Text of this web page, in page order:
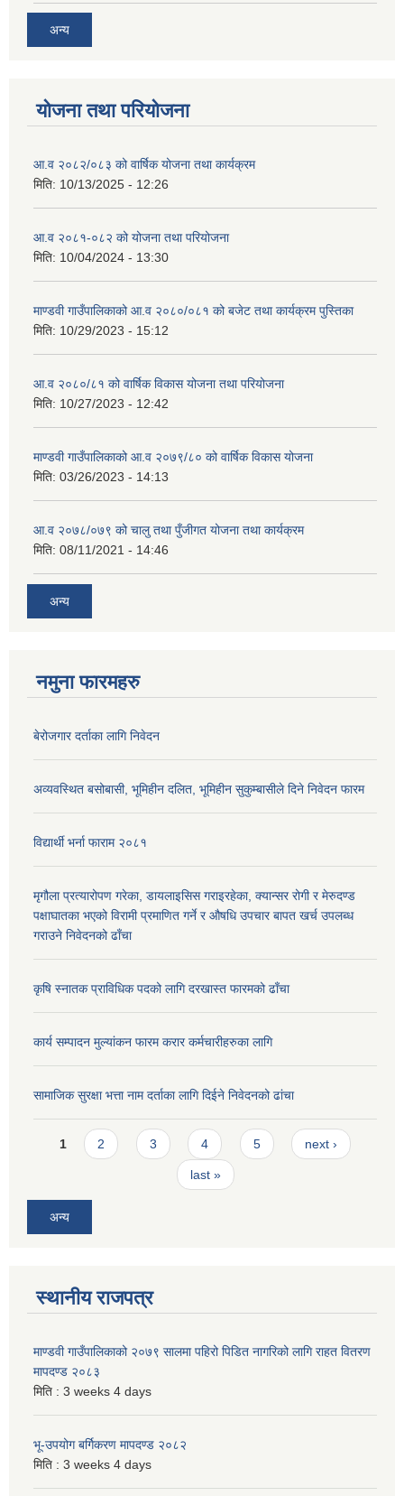
अन्य
योजना तथा परियोजना
आ.व २०८२/०८३ को वार्षिक योजना तथा कार्यक्रम
मिति: 10/13/2025 - 12:26
आ.व २०८१-०८२ को योजना तथा परियोजना
मिति: 10/04/2024 - 13:30
माण्डवी गाउँपालिकाको आ.व २०८०/०८१ को बजेट तथा कार्यक्रम पुस्तिका
मिति: 10/29/2023 - 15:12
आ.व २०८०/८१ को वार्षिक विकास योजना तथा परियोजना
मिति: 10/27/2023 - 12:42
माण्डवी गाउँपालिकाको आ.व २०७९/८० को वार्षिक विकास योजना
मिति: 03/26/2023 - 14:13
आ.व २०७८/०७९ को चालु तथा पुँजीगत योजना तथा कार्यक्रम
मिति: 08/11/2021 - 14:46
अन्य
नमुना फारमहरु
बेरोजगार दर्ताका लागि निवेदन
अव्यवस्थित बसोबासी, भूमिहीन दलित, भूमिहीन सुकुम्बासीले दिने निवेदन फारम
विद्यार्थी भर्ना फाराम २०८१
मृगौला प्रत्यारोपण गरेका, डायलाइसिस गराइरहेका, क्यान्सर रोगी र मेरुदण्ड
पक्षाघातका भएको विरामी प्रमाणित गर्ने र औषधि उपचार बापत खर्च उपलब्ध
गराउने निवेदनको ढाँचा
कृषि स्नातक प्राविधिक पदको लागि दरखास्त फारमको ढाँचा
कार्य सम्पादन मुल्यांकन फारम करार कर्मचारीहरुका लागि
सामाजिक सुरक्षा भत्ता नाम दर्ताका लागि दिईने निवेदनको ढांचा
Pages
1 2 3 4 5 next ›
last »
अन्य
स्थानीय राजपत्र
माण्डवी गाउँपालिकाको २०७९ सालमा पहिरो पिडित नागरिको लागि राहत वितरण
मापदण्ड २०८३
मिति : 3 weeks 4 days
भू-उपयोग बर्गिकरण मापदण्ड २०८२
मिति : 3 weeks 4 days